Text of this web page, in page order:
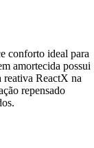
conforto ideal para
amortecida possui
reativa ReactX na
repensado